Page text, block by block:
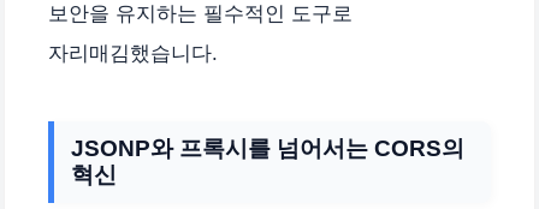
보안을 유지하는 필수적인 도구로
자리매김했습니다.
JSONP와 프록시를 넘어서는 CORS의
혁신